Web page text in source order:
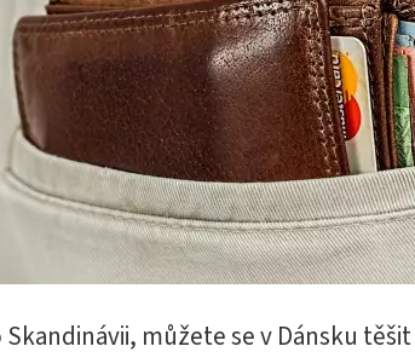
můžete se v Dánsku